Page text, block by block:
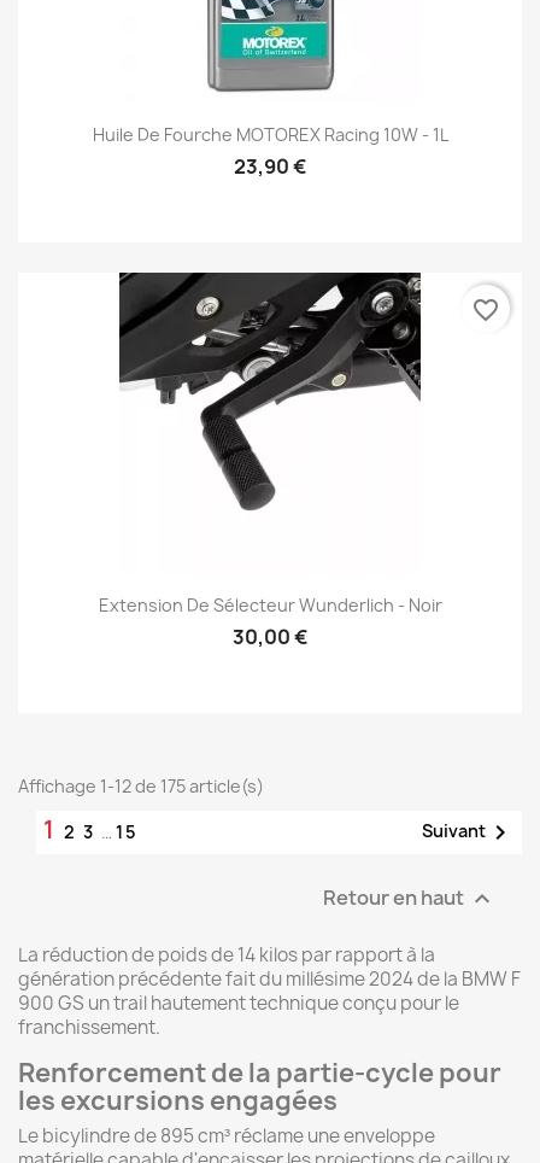
Huile De Fourche MOTOREX Racing 10W - 1L
23,90 €
Extension De Sélecteur Wunderlich - Noir
30,00 €
favorite_border
Affichage 1-12 de 175 article(s)
1 2 3 … 15 Suivant 
Retour en haut 
La réduction de poids de 14 kilos par rapport à la
génération précédente fait du millésime 2024 de la BMW F
900 GS un trail hautement technique conçu pour le
franchissement.
Renforcement de la partie-cycle pour
les excursions engagées
Le bicylindre de 895 cm³ réclame une enveloppe